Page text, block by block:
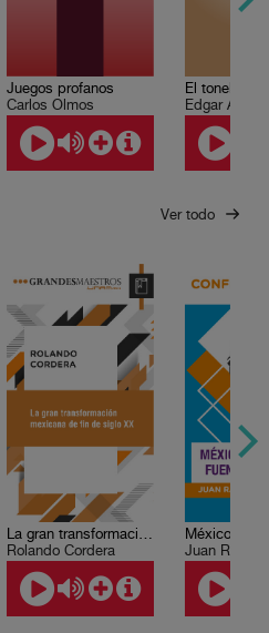
Juegos profanos
Carlos Olmos
El tonel de
Edgar Allan
Ver todo
La gran transformación mexicana de fin de siglo XX
Rolando Cordera